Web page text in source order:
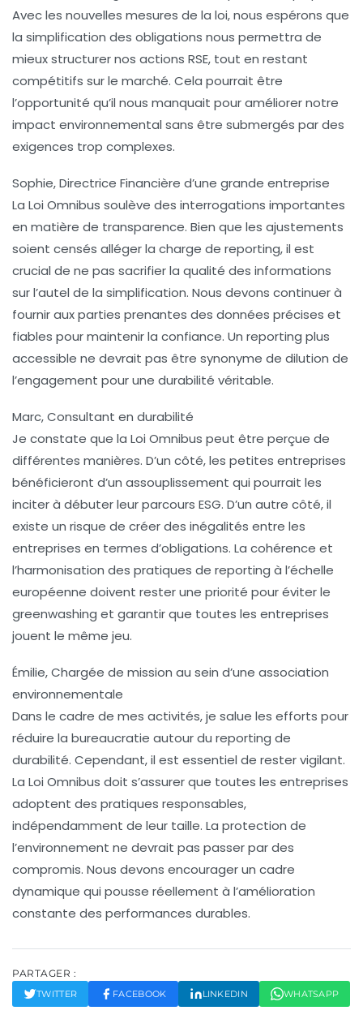
Avec les nouvelles mesures de la loi, nous espérons que
la simplification des obligations nous permettra de
mieux structurer nos actions RSE, tout en restant
compétitifs sur le marché. Cela pourrait être
l’opportunité qu’il nous manquait pour améliorer notre
impact environnemental sans être submergés par des
exigences trop complexes.
Sophie, Directrice Financière d’une grande entreprise
La Loi Omnibus soulève des interrogations importantes
en matière de transparence. Bien que les ajustements
soient censés alléger la charge de reporting, il est
crucial de ne pas sacrifier la qualité des informations
sur l’autel de la simplification. Nous devons continuer à
fournir aux parties prenantes des données précises et
fiables pour maintenir la confiance. Un reporting plus
accessible ne devrait pas être synonyme de dilution de
l’engagement pour une durabilité véritable.
Marc, Consultant en durabilité
Je constate que la Loi Omnibus peut être perçue de
différentes manières. D’un côté, les petites entreprises
bénéficieront d’un assouplissement qui pourrait les
inciter à débuter leur parcours ESG. D’un autre côté, il
existe un risque de créer des inégalités entre les
entreprises en termes d’obligations. La cohérence et
l’harmonisation des pratiques de reporting à l’échelle
européenne doivent rester une priorité pour éviter le
greenwashing et garantir que toutes les entreprises
jouent le même jeu.
Émilie, Chargée de mission au sein d’une association
environnementale
Dans le cadre de mes activités, je salue les efforts pour
réduire la bureaucratie autour du reporting de
durabilité. Cependant, il est essentiel de rester vigilant.
La Loi Omnibus doit s’assurer que toutes les entreprises
adoptent des pratiques responsables,
indépendamment de leur taille. La protection de
l’environnement ne devrait pas passer par des
compromis. Nous devons encourager un cadre
dynamique qui pousse réellement à l’amélioration
constante des performances durables.
PARTAGER :
TWITTER FACEBOOK LINKEDIN WHATSAPP